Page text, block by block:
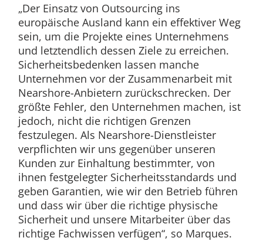
„Der Einsatz von Outsourcing ins
europäische Ausland kann ein effektiver Weg
sein, um die Projekte eines Unternehmens
und letztendlich dessen Ziele zu erreichen.
Sicherheitsbedenken lassen manche
Unternehmen vor der Zusammenarbeit mit
Nearshore-Anbietern zurückschrecken. Der
größte Fehler, den Unternehmen machen, ist
jedoch, nicht die richtigen Grenzen
festzulegen. Als Nearshore-Dienstleister
verpflichten wir uns gegenüber unseren
Kunden zur Einhaltung bestimmter, von
ihnen festgelegter Sicherheitsstandards und
geben Garantien, wie wir den Betrieb führen
und dass wir über die richtige physische
Sicherheit und unsere Mitarbeiter über das
richtige Fachwissen verfügen“, so Marques.